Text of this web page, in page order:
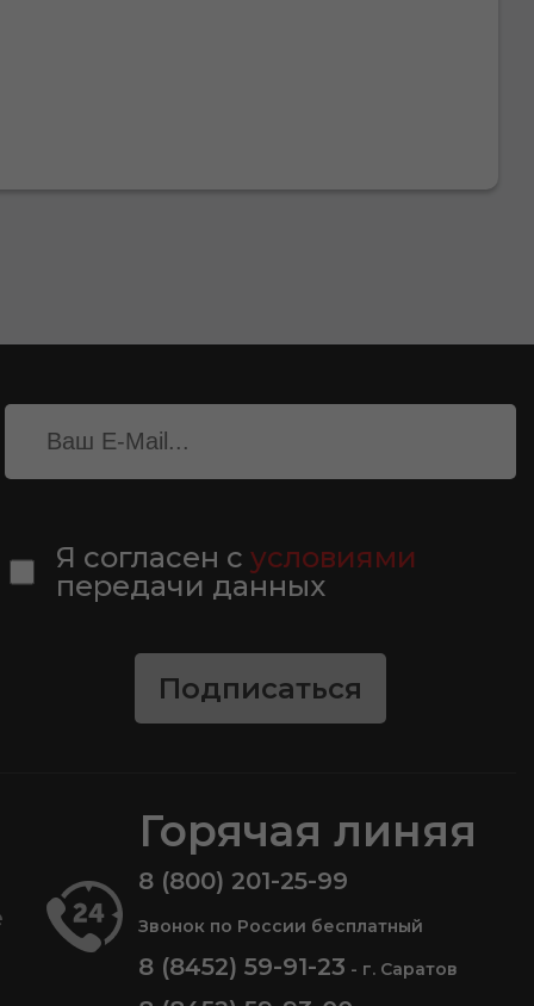
Я согласен сусловиями
передачи данных
Подписаться
Горячая линяя
8 (800) 201-25-99
Звонок по России бесплатный
8 (8452) 59-91-23 - г. Саратов